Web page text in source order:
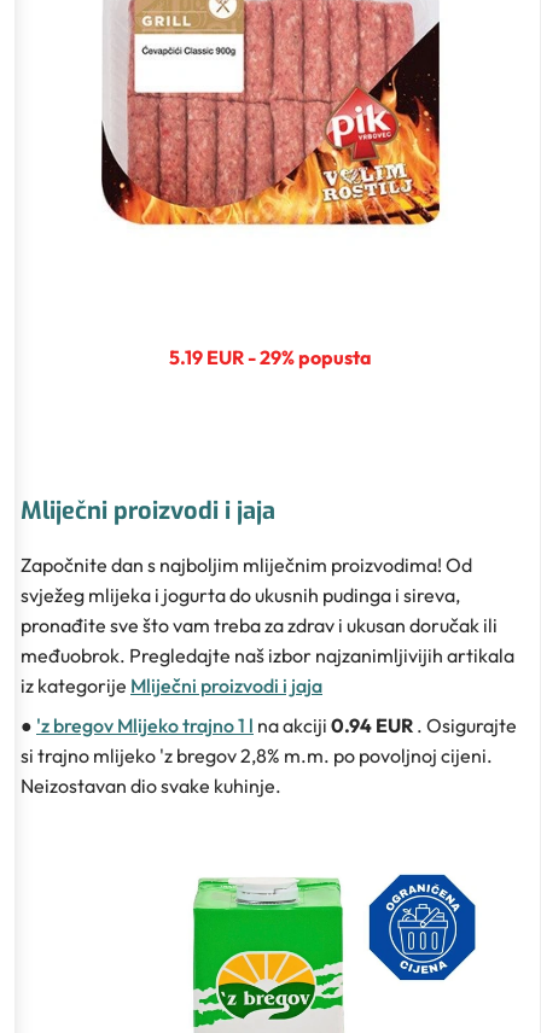
5.19 EUR - 29% popusta
Mliječni proizvodi i jaja
Započnite dan s najboljim mliječnim proizvodima! Od
svježeg mlijeka i jogurta do ukusnih pudinga i sireva,
pronađite sve što vam treba za zdrav i ukusan doručak ili
međuobrok. Pregledajte naš izbor najzanimljivijih artikala
iz kategorije Mliječni proizvodi i jaja
● 'z bregov Mlijeko trajno 1 l na akciji 0.94 EUR . Osigurajte
si trajno mlijeko 'z bregov 2,8% m.m. po povoljnoj cijeni.
Neizostavan dio svake kuhinje.